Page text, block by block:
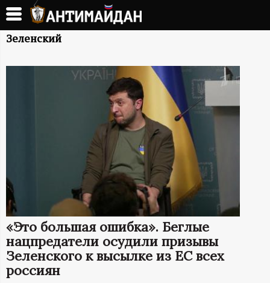
Перейти
основному
А
Н
А
Й
Д
А
Зеленский
«Это большая ошибка». Беглые
нацпредатели осудили призывы
Зеленского к высылке из ЕС всех
россиян